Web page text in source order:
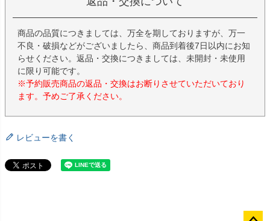
商品の品質につきましては、万全を期しておりますが、万一
不良・破損などがございましたら、商品到着後7日以内にお知
らせください。返品・交換につきましては、未開封・未使用
に限り可能です。
※予約販売商品の返品・交換はお断りさせていただいており
ます。予めご了承ください。
レビューを書く